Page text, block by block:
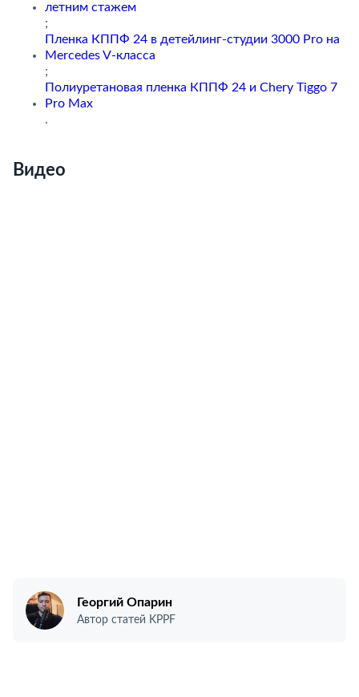
летним стажем
;
Пленка КППФ 24 в детейлинг-студии 3000 Pro на
Mercedes V-класса
;
Полиуретановая пленка КППФ 24 и Chery Tiggo 7
Pro Max
.
Видео
Георгий Опарин
Автор статей KPPF